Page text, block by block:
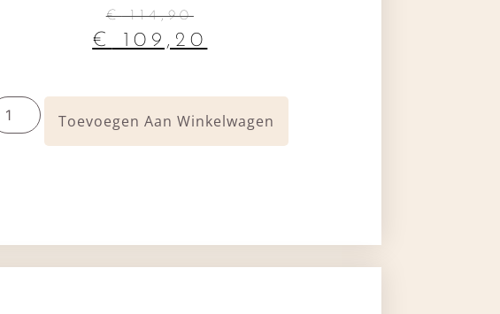
€114,90
€ 109,20
Toevoegen Aan Winkelwagen